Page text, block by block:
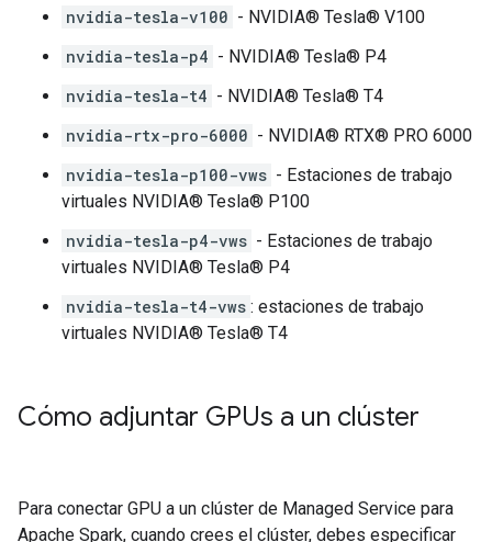
nvidia-tesla-v100 - NVIDIA® Tesla® V100
nvidia-tesla-p4 - NVIDIA® Tesla® P4
nvidia-tesla-t4 - NVIDIA® Tesla® T4
nvidia-rtx-pro-6000 - NVIDIA® RTX® PRO 6000
nvidia-tesla-p100-vws - Estaciones de trabajo
virtuales NVIDIA® Tesla® P100
nvidia-tesla-p4-vws - Estaciones de trabajo
virtuales NVIDIA® Tesla® P4
nvidia-tesla-t4-vws : estaciones de trabajo
virtuales NVIDIA® Tesla® T4
Cómo adjuntar GPUs a un clúster
Para conectar GPU a un clúster de Managed Service para
Apache Spark, cuando crees el clúster, debes especificar